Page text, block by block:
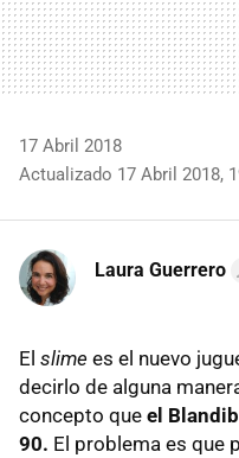
17 Abril 2018
Actualizado 17 Abril 2018,
Laura Guerrero
El slime es el nuevo
decirlo de alguna
concepto que el
90. El problema es que